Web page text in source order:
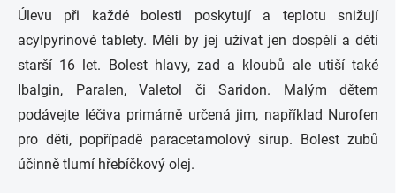
Úlevu při každé bolesti poskytují a teplotu snižují
acylpyrinové tablety. Měli by jej užívat jen dospělí a děti
starší 16 let. Bolest hlavy, zad a kloubů ale utiší také
Ibalgin, Paralen, Valetol či Saridon. Malým dětem
podávejte léčiva primárně určená jim, například Nurofen
pro děti, popřípadě paracetamolový sirup. Bolest zubů
účinně tlumí hřebíčkový olej.